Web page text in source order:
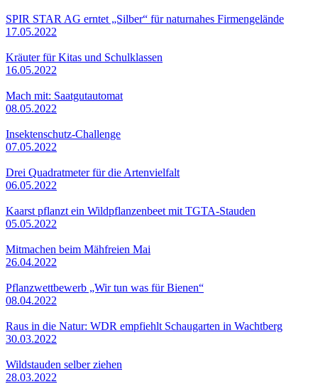
SPIR STAR AG erntet „Silber“ für naturnahes Firmengelände
17.05.2022
Kräuter für Kitas und Schulklassen
16.05.2022
Mach mit: Saatgutautomat
08.05.2022
Insektenschutz-Challenge
07.05.2022
Drei Quadratmeter für die Artenvielfalt
06.05.2022
Kaarst pflanzt ein Wildpflanzenbeet mit TGTA-Stauden
05.05.2022
Mitmachen beim Mähfreien Mai
26.04.2022
Pflanzwettbewerb „Wir tun was für Bienen“
08.04.2022
Raus in die Natur: WDR empfiehlt Schaugarten in Wachtberg
30.03.2022
Wildstauden selber ziehen
28.03.2022